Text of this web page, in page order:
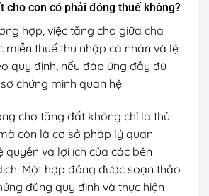
cho con có phải đóng thuế không?
hợp, việc tặng cho giữa cha
miễn thuế thu nhập cá nhân và lệ
quy định, nếu đáp ứng đầy đủ
chứng minh quan hệ.
cho tặng đất không chỉ là thủ
còn là cơ sở pháp lý quan
quyền và lợi ích của các bên
Một hợp đồng được soạn thảo
đúng quy định và thực hiện